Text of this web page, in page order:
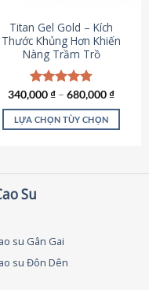
chọn
trên
trang
sản
phẩm
Titan Gel Gold – Kích
Thước Khủng Hơn Khiến
Nàng Trầm Trồ
Được xếp
hạng4.79
5 sao
340,000₫ – 680,000₫
LỰA CHỌN TÙY CHỌN
thể.
tùy
Su
su Gân Gai
su Đôn Dên